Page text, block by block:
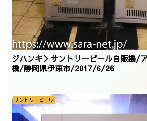
ジハンキ＞サントリービール自販機/
機/静岡県伊東市/2017/6/26
サントリービール